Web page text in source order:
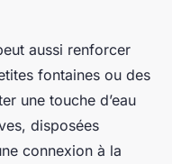
aussi renforcer
fontaines ou des
une touche d’eau
disposées
connexion à la